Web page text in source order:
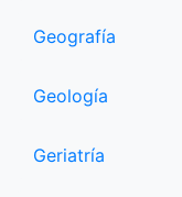
Geografía
Geología
Geriatría